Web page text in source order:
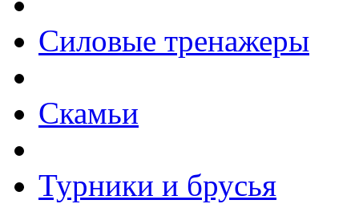
Силовые тренажеры
Скамьи
Турники и брусья